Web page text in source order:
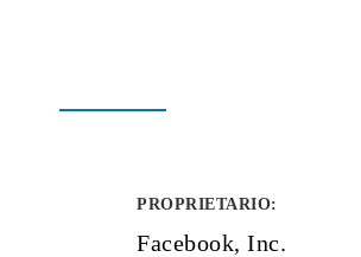
PROPRIETARIO:
Facebook, Inc.